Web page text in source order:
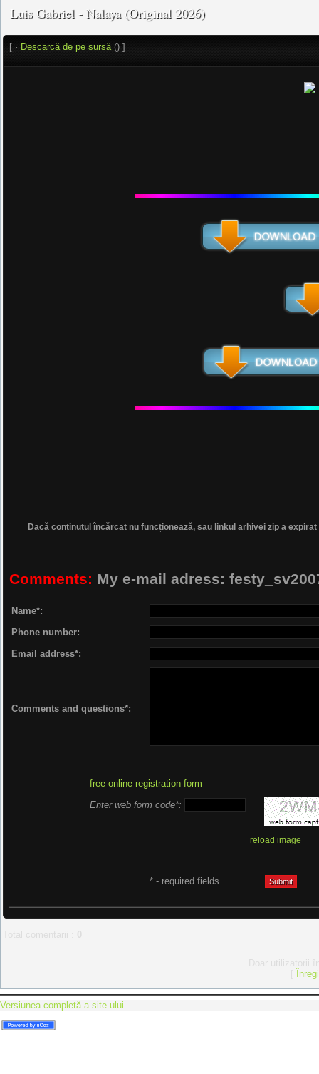
Luis Gabriel - Nalaya (Original 2026)
[ · Descarcă de pe sursă() ]
Dacă conținutul încărcat nu funcționează, sau linkul arhivei zip a
Comments: My e-mail adress:
Name*:
Phone number:
Email address*:
Comments and questions*:
free online registration form
Enter web form code*:
reload image
* - required fields.
Versiunea completă a site-ului